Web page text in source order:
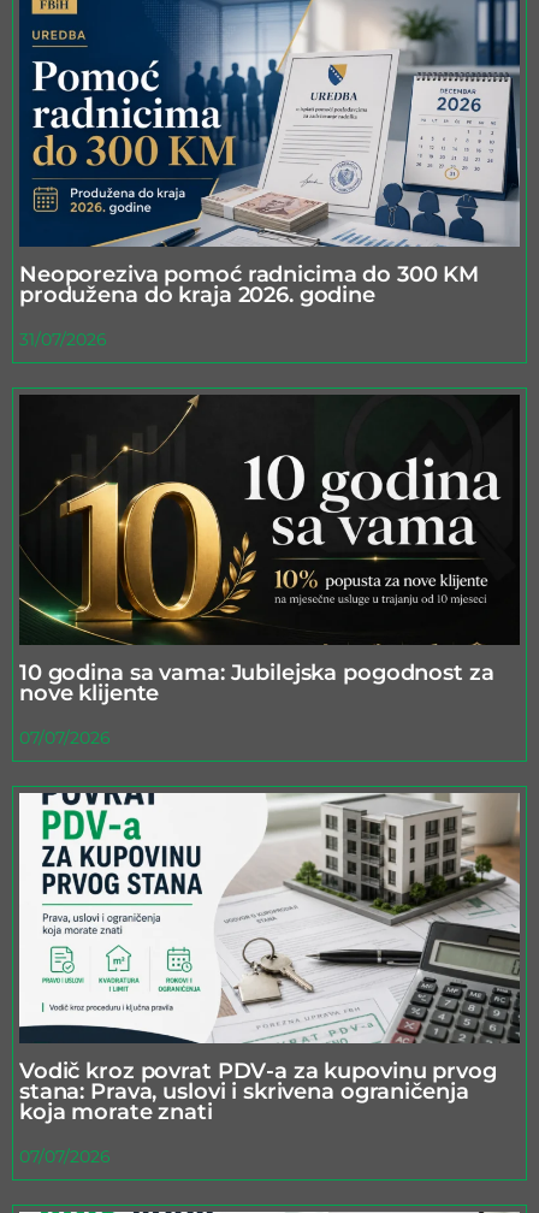
Neoporeziva pomoć radnicima do 300 KM
produžena do kraja 2026. godine
31/07/2026
10 godina sa vama: Jubilejska pogodnost za
nove klijente
07/07/2026
Vodič kroz povrat PDV-a za kupovinu prvog
stana: Prava, uslovi i skrivena ograničenja
koja morate znati
07/07/2026